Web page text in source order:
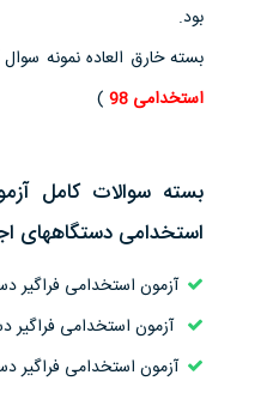
بود.
بسته خارق العاده نمونه
استخدامی 98
)
بسته سوالات کامل
استخدامی دستگاههای
آزمون استخدامی فراگیر دستگاه های اجرایی 1 ( فراگیر اول )
آزمون استخدامی فراگیر دستگاه های اجرایی 2 ( فراگیر
آزمون استخدامی فراگیر دستگاه های اجرایی 3 ( فراگیر سوم